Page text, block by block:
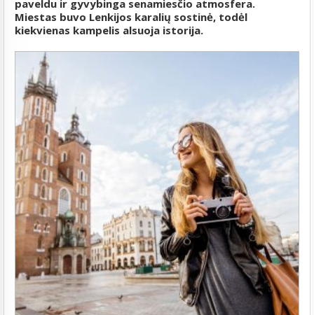
paveldu ir gyvybinga senamiesčio atmosfera.
Miestas buvo Lenkijos karalių sostinė, todėl
kiekvienas kampelis alsuoja istorija.